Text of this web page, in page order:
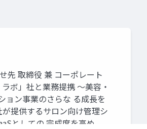
先 取締役 兼 コーポレート
ボ」社と業務提携 ～美容・
ョン事業のさらな る成長を
提供するサロン向け管理シ
としての 完成度を高め、